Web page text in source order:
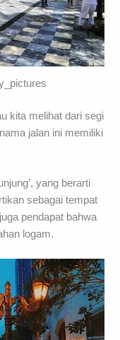
kita melihat dari segi
jalan ini memiliki
yang berarti
sebagai tempat
pendapat bahwa
logam.